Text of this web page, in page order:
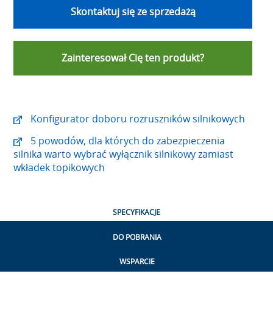
Skontaktuj się ze sprzedażą
Zainteresował Cię ten produkt?
Konfigurator doboru rozruszników silnikowych
5 powodów, dla których do zabezpieczenia
silnika warto wybrać wyłącznik silnikowy zamiast
wkładek topikowych
SPECYFIKACJE
DO POBRANIA
WSPARCIE